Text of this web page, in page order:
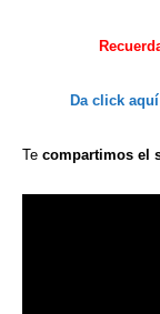
Da click aquí
Te compartimos el